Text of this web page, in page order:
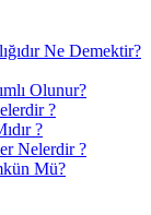
Ne Demektir?
Olunur?
?
?
Nelerdir ?
Mü?